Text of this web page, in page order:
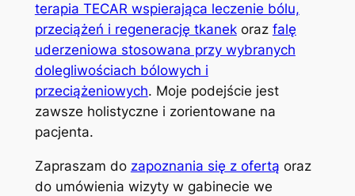
terapia TECAR wspierająca leczenie bólu,
przeciążeń i regenerację tkanekoraz falę
uderzeniowa stosowana przy wybranych
dolegliwościach bólowych i
przeciążeniowych. Moje podejście jest
zawsze holistyczne i zorientowane na
pacjenta.
Zapraszam do zapoznania się z ofertą oraz
do umówienia wizyty w gabinecie we